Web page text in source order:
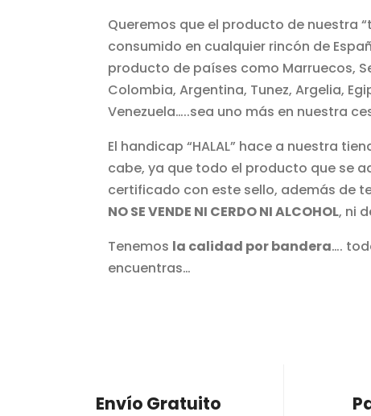
Queremos que el producto de nuestra
consumido en cualquier rincón de
producto de países como Marruecos,
Colombia, Argentina, Tunez, Argelia,
Venezuela…..sea uno más en nuestra
El handicap “HALAL” hace a nuestra
cabe, ya que todo el producto que se
certificado con este sello, además de
NO SE VENDE NI CERDO NI ALCOHOL, ni
Tenemos la calidad por bandera….
encuentras…
Envío Gratuito